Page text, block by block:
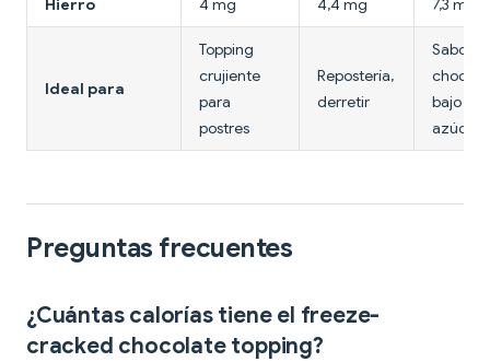
Hierro 4 mg 4,4 mg 7,3 mg
Ideal para
Topping
crujiente
para
postres
Repostería,
derretir
Sabor a
bajo en
azúcar
Preguntas frecuentes
¿Cuántas calorías tiene el freeze-
cracked chocolate topping?